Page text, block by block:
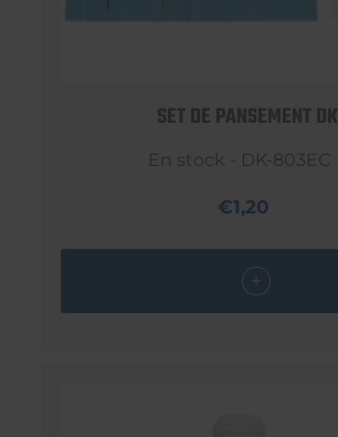
SET DE PANSEMENT DK
En stock - DK-803EC
€1,20